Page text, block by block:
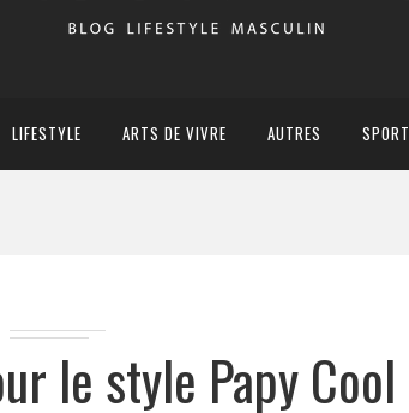
LIFESTYLE ARTS DE VIVRE AUTRES SPORT
le style Papy Cool